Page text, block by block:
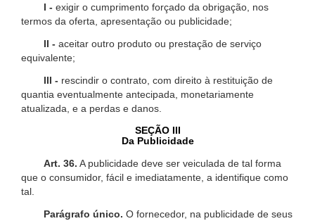
I - exigir o cumprimento forçado da obrigação, nos
termos da oferta, apresentação ou publicidade;
II - aceitar outro produto ou prestação de serviço
equivalente;
III - rescindir o contrato, com direito à restituição de
quantia eventualmente antecipada, monetariamente
atualizada, e a perdas e danos.
SEÇÃO III
Da Publicidade
Art. 36. A publicidade deve ser veiculada de tal forma
que o consumidor, fácil e imediatamente, a identifique como
tal.
Parágrafo único. O fornecedor, na publicidade de seus